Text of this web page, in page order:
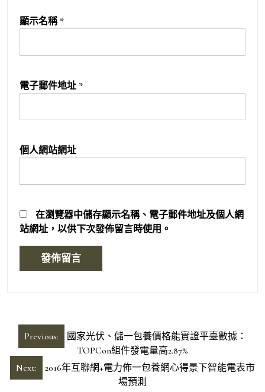
顯示名稱 *
電子郵件地址 *
個人網站網址
在瀏覽器中儲存顯示名稱、電子郵件地址及個人網
站網址，以供下次發佈留言時使用。
章
導
Previous:
國家光伏、儲一包養價格能實證平臺數據：
TOPCon組件發電量高2.87%
Next:
2016年互聯網+電力佈一包養網心得景下智能電表市
場預測